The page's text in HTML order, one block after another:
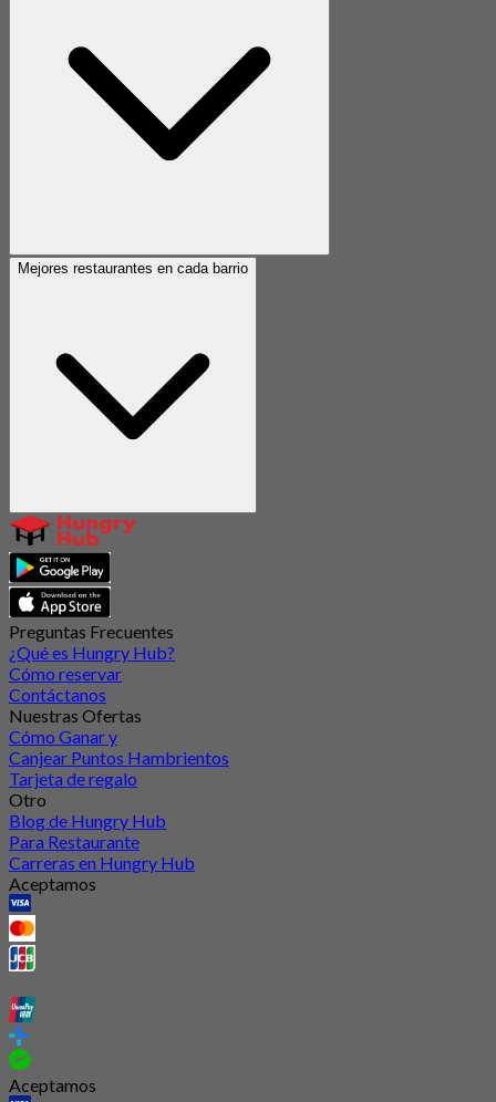
Mejores restaurantes en cada barrio
Preguntas Frecuentes
¿Qué es Hungry Hub?
Cómo reservar
Contáctanos
Nuestras Ofertas
Cómo Ganar y
Canjear Puntos Hambrientos
Tarjeta de regalo
Otro
Blog de Hungry Hub
Para Restaurante
Carreras en Hungry Hub
Aceptamos
Aceptamos